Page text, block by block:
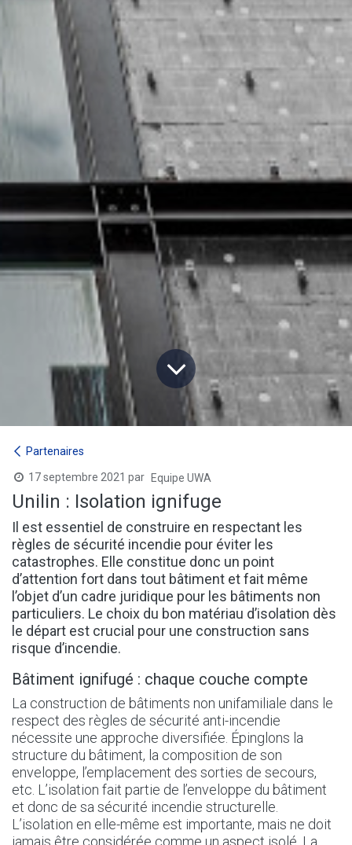
Partenaires
17 septembre 2021 par Equipe UWA
Unilin : Isolation ignifuge
Il est essentiel de construire en respectant les
règles de sécurité incendie pour éviter les
catastrophes. Elle constitue donc un point
d’attention fort dans tout bâtiment et fait même
l’objet d’un cadre juridique pour les bâtiments non
particuliers. Le choix du bon matériau d’isolation dès
le départ est crucial pour une construction sans
risque d’incendie.
Bâtiment ignifugé : chaque couche compte
La construction de bâtiments non unifamiliale dans le
respect des règles de sécurité anti-incendie
nécessite une approche diversifiée. Épinglons la
structure du bâtiment, la composition de son
enveloppe, l’emplacement des sorties de secours,
etc. L’isolation fait partie de l’enveloppe du bâtiment
et donc de sa sécurité incendie structurelle.
L’isolation en elle-même est importante, mais ne doit
jamais être considérée comme un aspect isolé. La